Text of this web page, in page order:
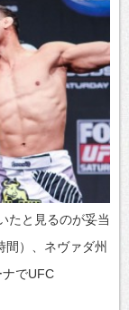
たと見るのが妥当
）、ネヴァダ州
でUFC